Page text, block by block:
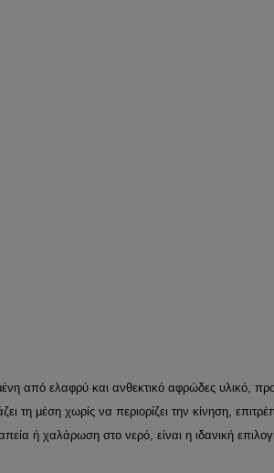
από ελαφρύ και ανθεκτικό αφρώδες υλικό,
μέση χωρίς να περιορίζει την κίνηση,
ή χαλάρωση στο νερό, είναι η ιδανική